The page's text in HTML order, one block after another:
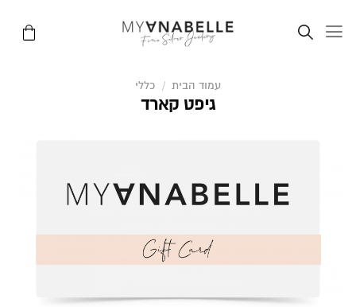
עמוד הבית / כללי
גיפט קארד